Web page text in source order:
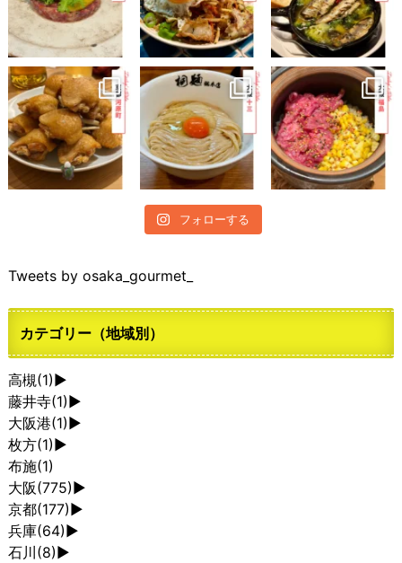
フォローする
Tweets by osaka_gourmet_
カテゴリー（地域別）
高槻(1)►
藤井寺(1)►
大阪港(1)►
枚方(1)►
布施(1)
大阪(775)►
京都(177)►
兵庫(64)►
石川(8)►